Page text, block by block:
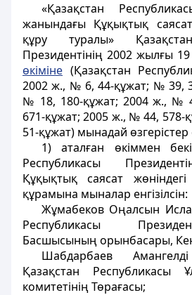
«Қазақстан
жанындағы Құқықтық
құру туралы»
Президентінің 2002 жылғы
өкіміне (Қазақстан
2002 ж., № 6, 44-құжат; № 39,
№ 18, 180-құжат; 2004 ж., №
671-құжат; 2005 ж., № 44, 578-
51-құжат) мынадай өзгерістер
1) аталған өкіммен
Республикасы
Құқықтық саясат
құрамына мыналар енгізілсін:
Жұмабеков Оңалсын
Республикасы
Басшысының орынбасары,
Шабдарбаев
Қазақстан Республикасы
комитетінің Төрағасы;